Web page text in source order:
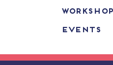
EVENTS